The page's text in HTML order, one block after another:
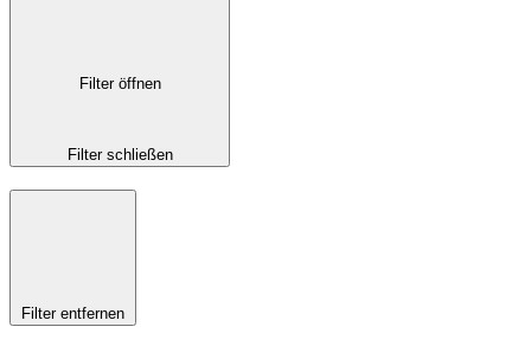
Filter öffnen
Filter schließen
Filter entfernen